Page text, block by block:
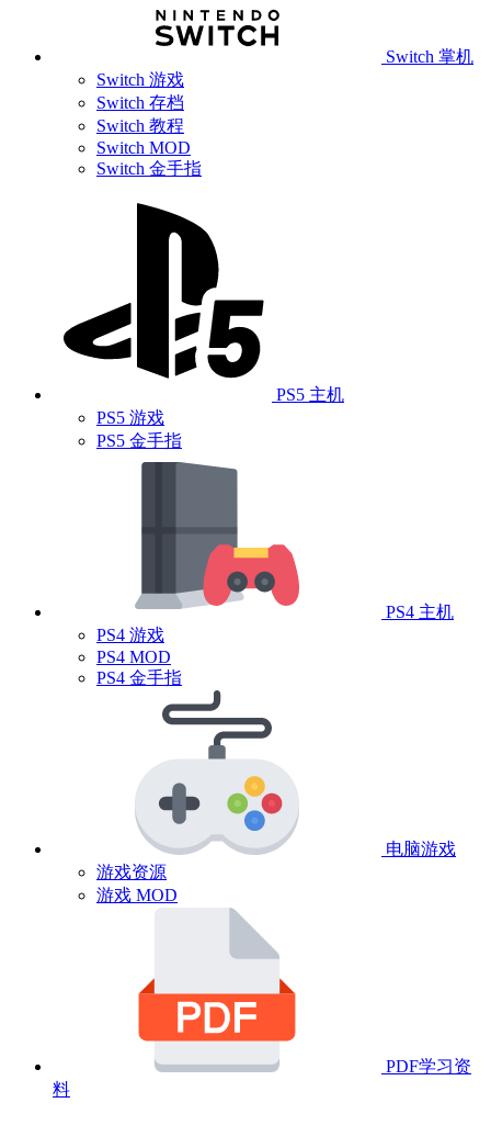
Switch 掌机
Switch 游戏
Switch 存档
Switch 教程
Switch MOD
Switch 金手指
PS5 主机
PS5 游戏
PS5 金手指
PS4 主机
PS4 游戏
PS4 MOD
PS4 金手指
电脑游戏
游戏资源
游戏 MOD
PDF学习资
料